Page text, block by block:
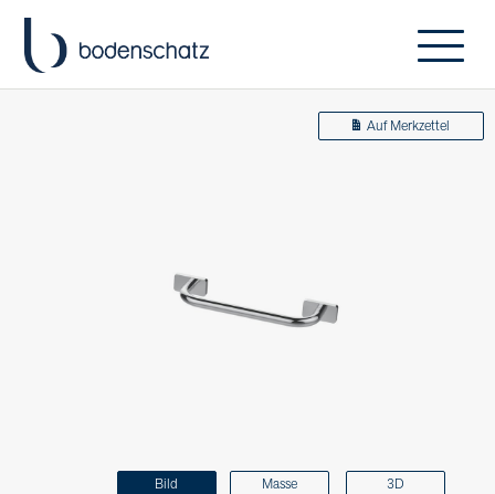
Bild Masse 3D
Auf Merkzettel